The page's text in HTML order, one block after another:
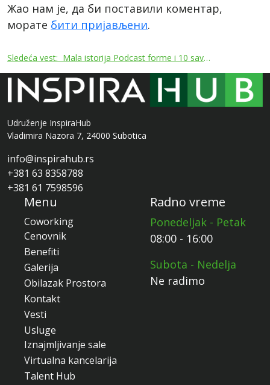
Жао нам је, да би поставили коментар,
морате бити пријављени.
Кретање
чланка
Sledeća vest: Mala istorija Podcast forme i 10 saveta za početnike
Udruženje InspiraHub
Vladimira Nazora 7, 24000 Subotica
info@inspirahub.rs
+381 63 8358788
+381 61 7598596
Menu
Coworking
Cenovnik
Benefiti
Galerija
Obilazak Prostora
Kontakt
Vesti
Usluge
Iznajmljivanje sale
Virtualna kancelarija
Talent Hub
Radno vreme
Ponedeljak - Petak
08:00 - 16:00
Subota - Nedelja
Ne radimo